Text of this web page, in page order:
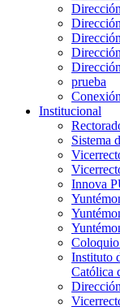
prueba
Institucional
Sistema
Innova
Instituto
Católica